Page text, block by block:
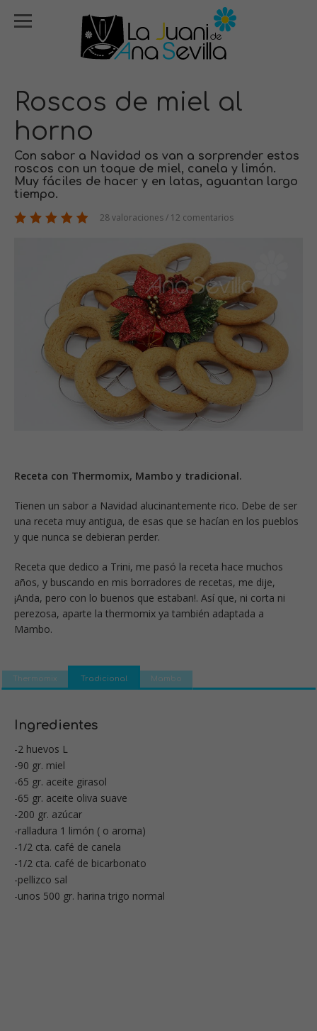
Roscos de miel al
horno
Con sabor a Navidad os van a sorprender estos
roscos con un toque de miel, canela y limón.
Muy fáciles de hacer y en latas, aguantan largo
tiempo.
28 valoraciones / 12 comentarios
Receta con Thermomix, Mambo y tradicional.
Tienen un sabor a Navidad alucinantemente rico. Debe de ser
una receta muy antigua, de esas que se hacían en los pueblos
y que nunca se debieran perder.
Receta que dedico a Trini, me pasó la receta hace muchos
años, y buscando en mis borradores de recetas, me dije,
¡Anda, pero con lo buenos que estaban!. Así que, ni corta ni
perezosa, aparte la thermomix ya también adaptada a
Mambo.
Thermomix Tradicional Mambo
Ingredientes
-2 huevos L
-90 gr. miel
-65 gr. aceite girasol
-65 gr. aceite oliva suave
-200 gr. azúcar
-ralladura 1 limón ( o aroma)
-1/2 cta. café de canela
-1/2 cta. café de bicarbonato
-pellizco sal
-unos 500 gr. harina trigo normal